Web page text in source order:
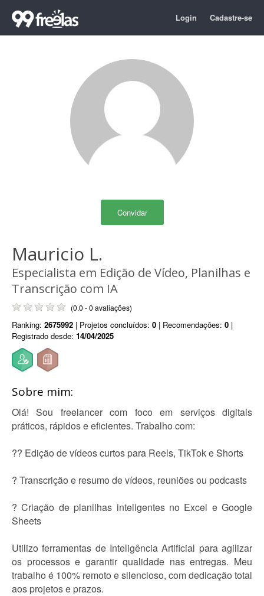
Login Cadastre-se
Convidar
Mauricio L.
Especialista em Edição de Vídeo, Planilhas e
Transcrição com IA
(0.0 - 0 avaliações)
Ranking: 2675992 | Projetos concluídos: 0 | Recomendações: 0 |
Registrado desde: 14/04/2025
Sobre mim:
Olá! Sou freelancer com foco em serviços digitais
práticos, rápidos e eficientes. Trabalho com:
?? Edição de vídeos curtos para Reels, TikTok e Shorts
? Transcrição e resumo de vídeos, reuniões ou podcasts
? Criação de planilhas inteligentes no Excel e Google
Sheets
Utilizo ferramentas de Inteligência Artificial para agilizar
os processos e garantir qualidade nas entregas. Meu
trabalho é 100% remoto e silencioso, com dedicação total
aos projetos e prazos.